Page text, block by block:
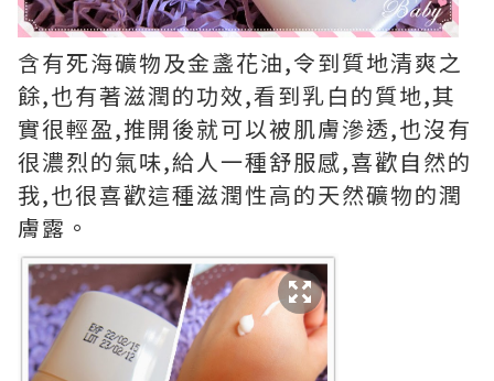
含有死海礦物及金盞花油,令到質地清爽之
餘,也有著滋潤的功效,看到乳白的質地,其
實很輕盈,推開後就可以被肌膚滲透,也沒有
很濃烈的氣味,給人一種舒服感,喜歡自然的
我,也很喜歡這種滋潤性高的天然礦物的潤
膚露。